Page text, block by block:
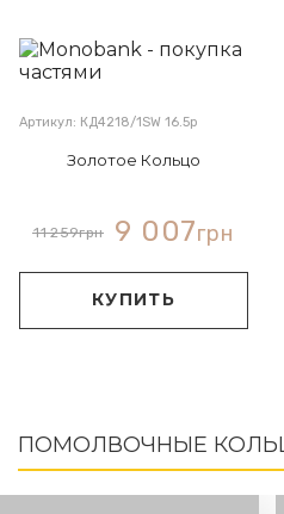
Артикул: КД4218/1SW 16.5р
Золотое Кольцо
11 259грн 9 007грн
КУПИТЬ
ПОМОЛВОЧНЫЕ